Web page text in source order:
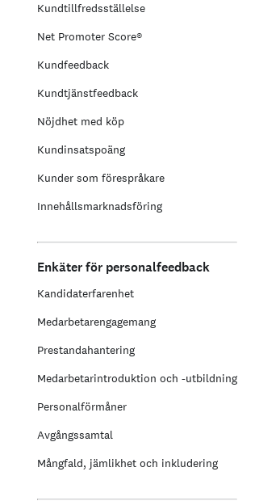
Kundtillfredsställelse
Net Promoter Score®
Kundfeedback
Kundtjänstfeedback
Nöjdhet med köp
Kundinsatspoäng
Kunder som förespråkare
Innehållsmarknadsföring
Enkäter för personalfeedback
Kandidaterfarenhet
Medarbetarengagemang
Prestandahantering
Medarbetarintroduktion och -utbildning
Personalförmåner
Avgångssamtal
Mångfald, jämlikhet och inkludering